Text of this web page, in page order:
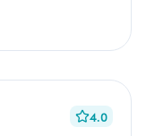
4.0